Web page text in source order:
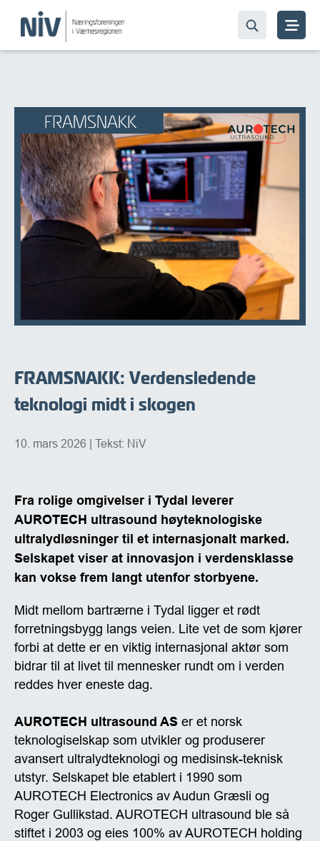
FRAMSNAKK: Verdensledende
teknologi midt i skogen
10. mars 2026 | Tekst: NiV
Fra rolige omgivelser i Tydal leverer
AUROTECH ultrasound høyteknologiske
ultralydløsninger til et internasjonalt marked.
Selskapet viser at innovasjon i verdensklasse
kan vokse frem langt utenfor storbyene.
Midt mellom bartrærne i Tydal ligger et rødt
forretningsbygg langs veien. Lite vet de som kjører
forbi at dette er en viktig internasjonal aktør som
bidrar til at livet til mennesker rundt om i verden
reddes hver eneste dag.
AUROTECH ultrasound AS er et norsk
teknologiselskap som utvikler og produserer
avansert ultralydteknologi og medisinsk-teknisk
utstyr. Selskapet ble etablert i 1990 som
AUROTECH Electronics av Audun Græsli og
Roger Gullikstad. AUROTECH ultrasound ble så
stiftet i 2003 og eies 100% av AUROTECH holding